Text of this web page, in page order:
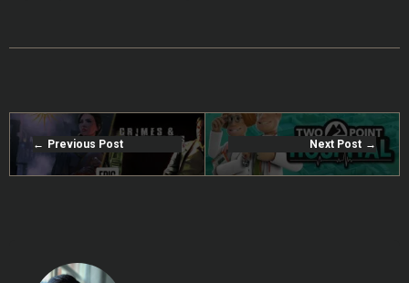
Previous Post Next Post